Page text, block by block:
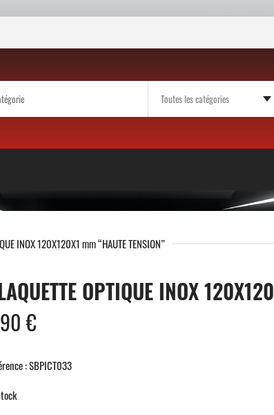
INOX 120X120X1 mm “HAUTE TENSION”
OPTIQUE INOX
€
: SBPICT033